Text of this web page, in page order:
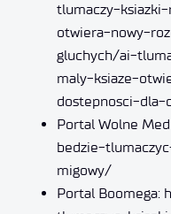
tlumaczy-
otwiera-nowy-
gluchych/ai-
maly-ksiaze-
dostepnosci-
Portal Wolne
bedzie-
migowy/
Portal Boomega: